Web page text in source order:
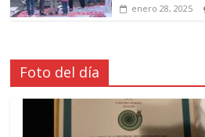
enero 28, 2025
Foto del día